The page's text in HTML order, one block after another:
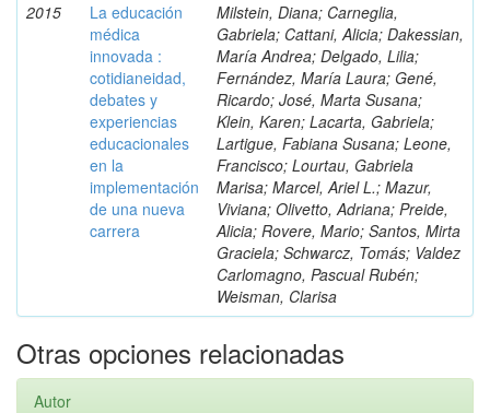
2015
La educación
médica
innovada :
cotidianeidad,
debates y
experiencias
educacionales
en la
implementación
de una nueva
carrera
Milstein, Diana; Carneglia,
Gabriela; Cattani, Alicia; Dakessian,
María Andrea; Delgado, Lilia;
Fernández, María Laura; Gené,
Ricardo; José, Marta Susana;
Klein, Karen; Lacarta, Gabriela;
Lartigue, Fabiana Susana; Leone,
Francisco; Lourtau, Gabriela
Marisa; Marcel, Ariel L.; Mazur,
Viviana; Olivetto, Adriana; Preide,
Alicia; Rovere, Mario; Santos, Mirta
Graciela; Schwarcz, Tomás; Valdez
Carlomagno, Pascual Rubén;
Weisman, Clarisa
Otras opciones relacionadas
Autor